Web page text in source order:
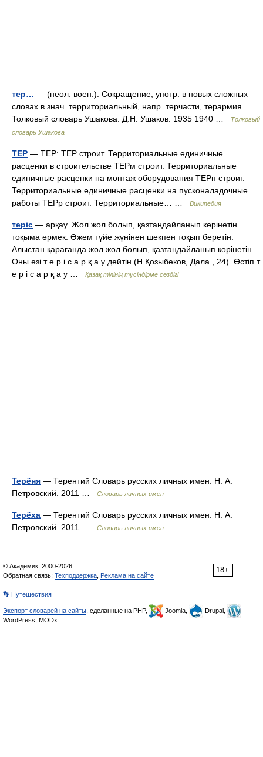
тер… — (неол. воен.). Сокращение, употр. в новых сложных
словах в знач. территориальный, напр. терчасти, терармия.
Толковый словарь Ушакова. Д.Н. Ушаков. 1935 1940 …
Толковый
словарь Ушакова
ТЕР — ТЕР: ТЕР строит. Территориальные единичные
расценки в строительстве ТЕРм строит. Территориальные
единичные расценки на монтаж оборудования ТЕРп строит.
Территориальные единичные расценки на пусконаладочные
работы ТЕРр строит. Территориальные… …
Википедия
теріс — арқау. Жол жол болып, қазтаңдайланып көрінетін
тоқыма өрмек. Әжем түйе жүнінен шекпен тоқып беретін.
Алыстан қарағанда жол жол болып, қазтаңдайланып көрінетін.
Оны өзі т е р і с а р қ а у дейтін (Н.Қозыбеков, Дала., 24). Өстіп т
е р і с а р қ а у …
Қазақ тілінің түсіндірме сөздігі
Терёня — Терентий Словарь русских личных имен. Н. А.
Петровский. 2011 …
Словарь личных имен
Терёха — Терентий Словарь русских личных имен. Н. А.
Петровский. 2011 …
Словарь личных имен
18+
© Академик, 2000-2026
Обратная связь: Техподдержка Реклама на сайте
👣 Путешествия
Экспорт словарей на сайты , сделанные на PHP, Joomla,
Drupal,
WordPress, MODx.